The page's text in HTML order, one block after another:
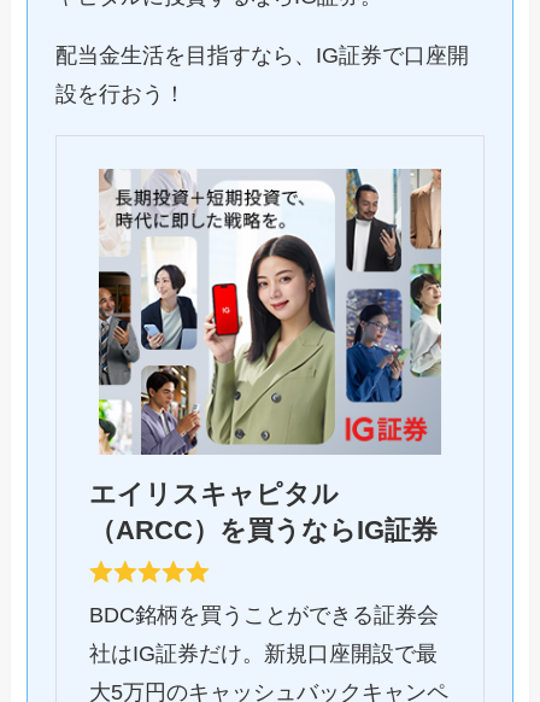
配当金生活を目指すなら、IG証券で口座開
設を行おう！
エイリスキャピタル
（ARCC）を買うならIG証券
BDC銘柄を買うことができる証券会
社はIG証券だけ。新規口座開設で最
大5万円のキャッシュバックキャンペ